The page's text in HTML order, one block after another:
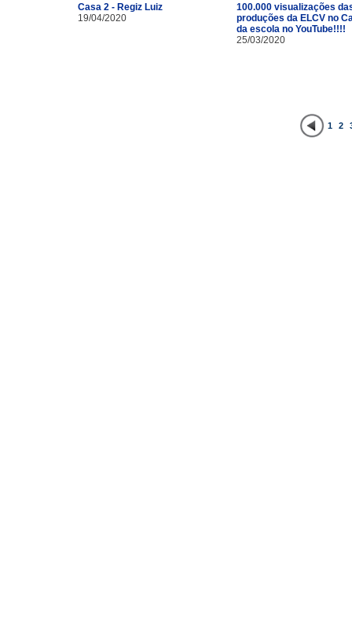
Casa 2 - Regiz Luiz
19/04/2020
100.000 visualizações
produções da ELCV no
da escola no YouTube!!!!
25/03/2020
1 2